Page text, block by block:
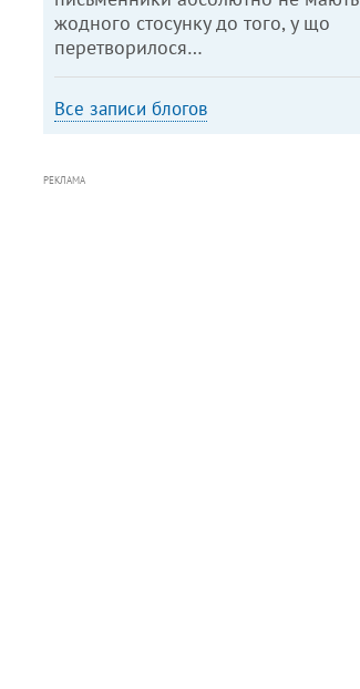
жодного стосунку до того, у що
перетворилося…
Все записи блогов
РЕКЛАМА